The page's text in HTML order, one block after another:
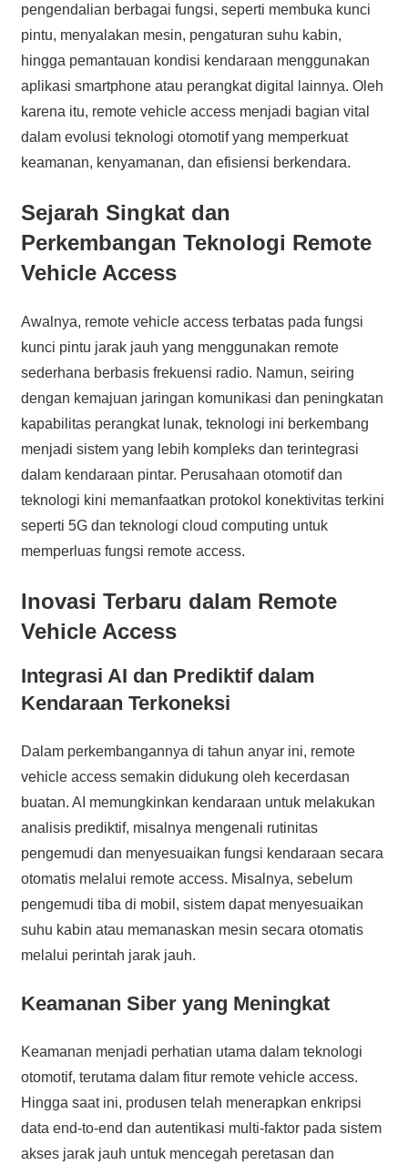
pengendalian berbagai fungsi, seperti membuka kunci
pintu, menyalakan mesin, pengaturan suhu kabin,
hingga pemantauan kondisi kendaraan menggunakan
aplikasi smartphone atau perangkat digital lainnya. Oleh
karena itu, remote vehicle access menjadi bagian vital
dalam evolusi teknologi otomotif yang memperkuat
keamanan, kenyamanan, dan efisiensi berkendara.
Sejarah Singkat dan
Perkembangan Teknologi Remote
Vehicle Access
Awalnya, remote vehicle access terbatas pada fungsi
kunci pintu jarak jauh yang menggunakan remote
sederhana berbasis frekuensi radio. Namun, seiring
dengan kemajuan jaringan komunikasi dan peningkatan
kapabilitas perangkat lunak, teknologi ini berkembang
menjadi sistem yang lebih kompleks dan terintegrasi
dalam kendaraan pintar. Perusahaan otomotif dan
teknologi kini memanfaatkan protokol konektivitas terkini
seperti 5G dan teknologi cloud computing untuk
memperluas fungsi remote access.
Inovasi Terbaru dalam Remote
Vehicle Access
Integrasi AI dan Prediktif dalam
Kendaraan Terkoneksi
Dalam perkembangannya di tahun anyar ini, remote
vehicle access semakin didukung oleh kecerdasan
buatan. AI memungkinkan kendaraan untuk melakukan
analisis prediktif, misalnya mengenali rutinitas
pengemudi dan menyesuaikan fungsi kendaraan secara
otomatis melalui remote access. Misalnya, sebelum
pengemudi tiba di mobil, sistem dapat menyesuaikan
suhu kabin atau memanaskan mesin secara otomatis
melalui perintah jarak jauh.
Keamanan Siber yang Meningkat
Keamanan menjadi perhatian utama dalam teknologi
otomotif, terutama dalam fitur remote vehicle access.
Hingga saat ini, produsen telah menerapkan enkripsi
data end-to-end dan autentikasi multi-faktor pada sistem
akses jarak jauh untuk mencegah peretasan dan